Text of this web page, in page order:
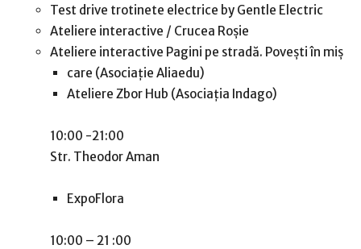
Test drive trotinete electrice by Gentle Electric
Ateliere interactive / Crucea Roșie
Ateliere interactive Pagini pe stradă. Povești în miș
care (Asociație Aliaedu)
Ateliere Zbor Hub (Asociația Indago)
10:00 -21:00
Str. Theodor Aman
ExpoFlora
10:00 – 21 :00